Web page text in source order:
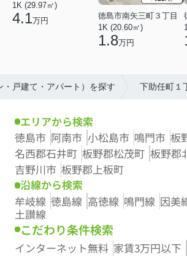
1K (29.97㎡)
4.1万円
徳島市南矢三町３丁目
1K (20.60㎡)
1.8万円
戸建て・アパート）を探す 下助任町１
エリアから検索
徳島市 阿南市 小松島市 鳴門市 板
名西郡石井町 板野郡松茂町 板野郡
吉野川市 板野郡上板町
沿線から検索
牟岐線 徳島線 高徳線 鳴門線 因美
土讃線
こだわり条件検索
インターネット無料 家賃3万円以下